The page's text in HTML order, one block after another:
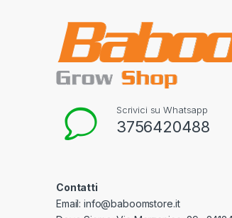
Scrivici su Whatsapp
3756420488
Contatti
Email: info@baboomstore.it